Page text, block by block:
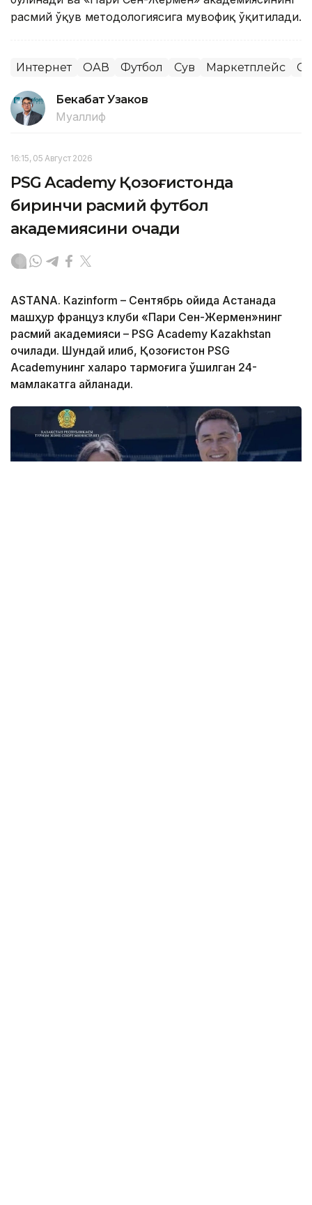
расмий ўқув методологиясига мувофиқ ўқитилади.
Интернет ОАВ Футбол Сув Маркетплейс
Бекабат Узаков
Муаллиф
16:15, 05 Август 2026
PSG Academy Қозоғистонда
биринчи расмий футбол
академиясини очади
ASTANА. Кazinform – Сентябрь ойида Астанада
машҳур француз клуби «Пари Сен-Жермен»нинг
расмий академияси – PSG Academy Kazakhstan
очилади. Шундай қилиб, Қозоғистон PSG
Academyнинг халқаро тармоғига қўшилган 24-
мамлакатга айланади.